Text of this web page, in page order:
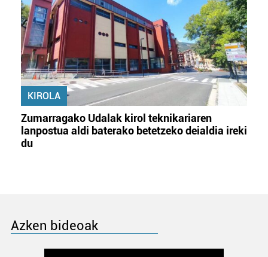
KIROLA
Zumarragako Udalak kirol teknikariaren
lanpostua aldi baterako betetzeko deialdia ireki
du
Azken bideoak